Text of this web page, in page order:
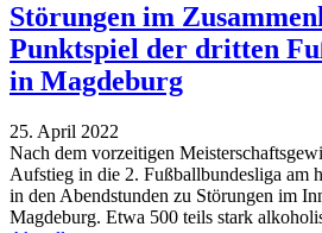
Störungen im
Punktspiel der dritten
in Magdeburg
25. April 2022
Nach dem vorzeitigen
Aufstieg in die 2. Fußballbundesliga am
in den Abendstunden zu Störungen im
Magdeburg. Etwa 500 teils stark